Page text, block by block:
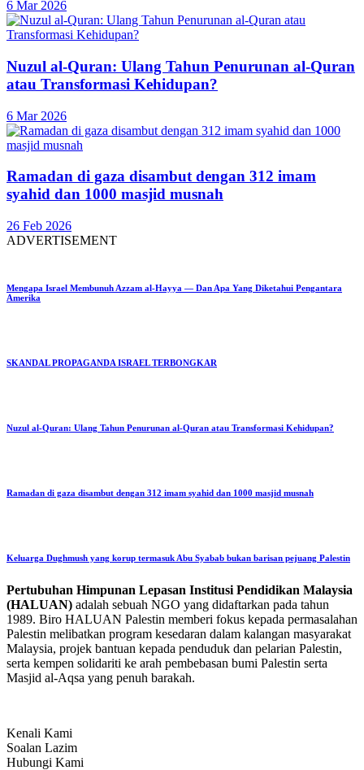
6 Mar 2026
Nuzul al-Quran: Ulang Tahun Penurunan al-Quran
atau Transformasi Kehidupan?
6 Mar 2026
Ramadan di gaza disambut dengan 312 imam
syahid dan 1000 masjid musnah
26 Feb 2026
ADVERTISEMENT
Mengapa Israel Membunuh Azzam al-Hayya — Dan Apa Yang Diketahui Pengantara
Amerika
SKANDAL PROPAGANDA ISRAEL TERBONGKAR
Nuzul al-Quran: Ulang Tahun Penurunan al-Quran atau Transformasi Kehidupan?
Ramadan di gaza disambut dengan 312 imam syahid dan 1000 masjid musnah
Keluarga Dughmush yang korup termasuk Abu Syabab bukan barisan pejuang Palestin
Pertubuhan Himpunan Lepasan Institusi Pendidikan Malaysia
(HALUAN) adalah sebuah NGO yang didaftarkan pada tahun
1989. Biro HALUAN Palestin memberi fokus kepada permasalahan
Palestin melibatkan program kesedaran dalam kalangan masyarakat
Malaysia, projek bantuan kepada penduduk dan pelarian Palestin,
serta kempen solidariti ke arah pembebasan bumi Palestin serta
Masjid al-Aqsa yang penuh barakah.
Kenali Kami
Soalan Lazim
Hubungi Kami